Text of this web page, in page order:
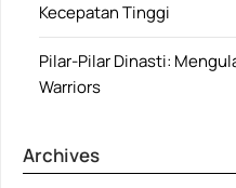
Kecepatan Tinggi
Pilar-Pilar Dinasti:
Warriors
Archives